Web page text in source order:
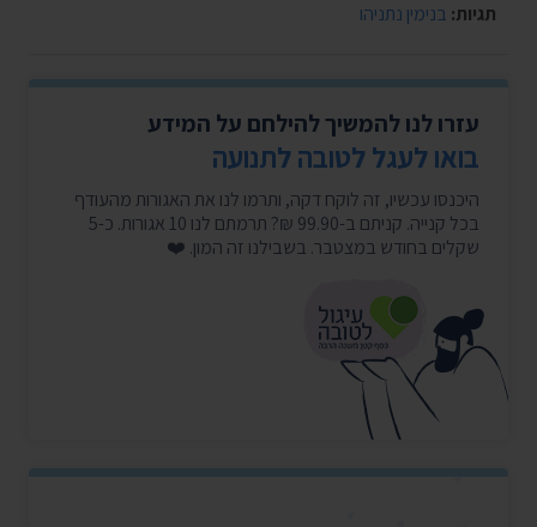
תגיות: בנימין נתניהו
עזרו לנו להמשיך להילחם על המידע
בואו לעגל לטובה לתנועה
היכנסו עכשיו, זה לוקח דקה, ותרמו לנו את האגורות מהעודף
בכל קנייה. קניתם ב-99.90 ₪? תרמתם לנו 10 אגורות. כ-5
שקלים בחודש במצטבר. בשבילנו זה המון. ❤️